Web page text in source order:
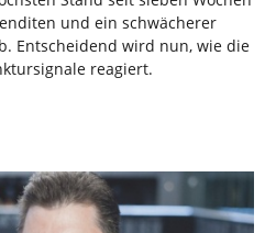
und ein schwächerer
Entscheidend wird nun, wie die
reagiert.